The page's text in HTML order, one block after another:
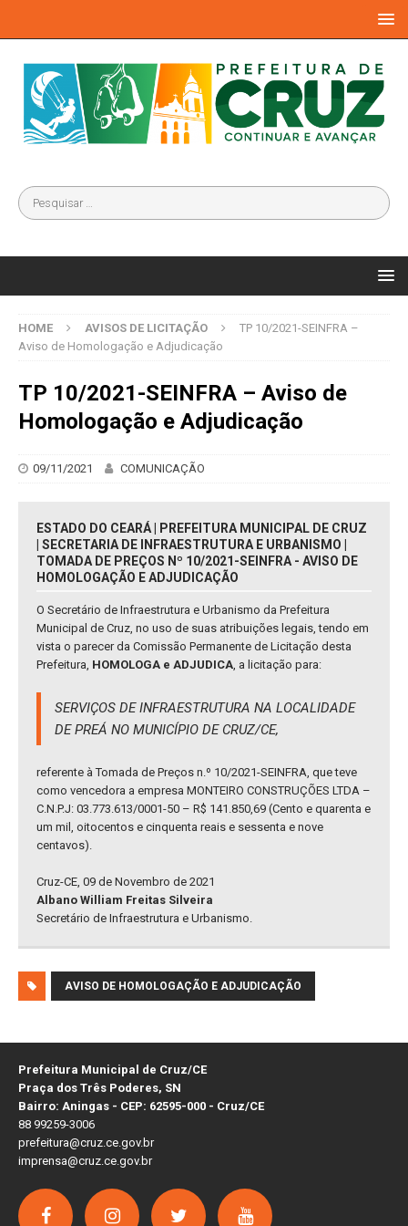
HOME AVISOS DE LICITAÇÃO
TP 10/2021-SEINFRA –
Aviso de Homologação e Adjudicação
TP 10/2021-SEINFRA – Aviso de
Homologação e Adjudicação
09/11/2021 COMUNICAÇÃO
ESTADO DO CEARÁ | PREFEITURA MUNICIPAL DE CRUZ
| SECRETARIA DE INFRAESTRUTURA E URBANISMO |
TOMADA DE PREÇOS Nº 10/2021-SEINFRA - AVISO DE
HOMOLOGAÇÃO E ADJUDICAÇÃO
O Secretário de Infraestrutura e Urbanismo da Prefeitura
Municipal de Cruz, no uso de suas atribuições legais, tendo em
vista o parecer da Comissão Permanente de Licitação desta
Prefeitura, HOMOLOGA e ADJUDICA, a licitação para:
SERVIÇOS DE INFRAESTRUTURA NA LOCALIDADE
DE PREÁ NO MUNICÍPIO DE CRUZ/CE,
referente à Tomada de Preços n.º 10/2021-SEINFRA, que teve
como vencedora a empresa MONTEIRO CONSTRUÇÕES LTDA –
C.N.P.J: 03.773.613/0001-50 – R$ 141.850,69 (Cento e quarenta e
um mil, oitocentos e cinquenta reais e sessenta e nove
centavos).
Cruz-CE, 09 de Novembro de 2021
Albano William Freitas Silveira
Secretário de Infraestrutura e Urbanismo.
AVISO DE HOMOLOGAÇÃO E ADJUDICAÇÃO
Prefeitura Municipal de Cruz/CE
Praça dos Três Poderes, SN
Bairro: Aningas - CEP: 62595-000 - Cruz/CE
88 99259-3006
prefeitura@cruz.ce.gov.br
imprensa@cruz.ce.gov.br